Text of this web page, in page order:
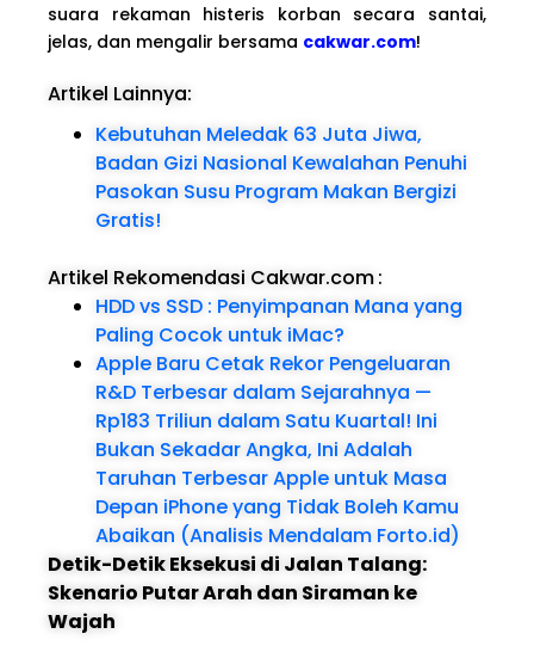
suara rekaman histeris korban secara santai,
jelas, dan mengalir bersama cakwar.com!
Artikel Lainnya:
Kebutuhan Meledak 63 Juta Jiwa,
Badan Gizi Nasional Kewalahan Penuhi
Pasokan Susu Program Makan Bergizi
Gratis!
Artikel Rekomendasi Cakwar.com:
HDD vs SSD : Penyimpanan Mana yang
Paling Cocok untuk iMac?
Apple Baru Cetak Rekor Pengeluaran
R&D Terbesar dalam Sejarahnya —
Rp183 Triliun dalam Satu Kuartal! Ini
Bukan Sekadar Angka, Ini Adalah
Taruhan Terbesar Apple untuk Masa
Depan iPhone yang Tidak Boleh Kamu
Abaikan (Analisis Mendalam Forto.id)
Detik-Detik Eksekusi di Jalan Talang:
Skenario Putar Arah dan Siraman ke
Wajah